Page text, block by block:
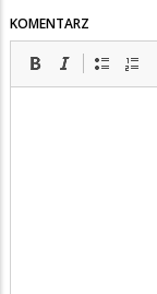
KOMENTARZ